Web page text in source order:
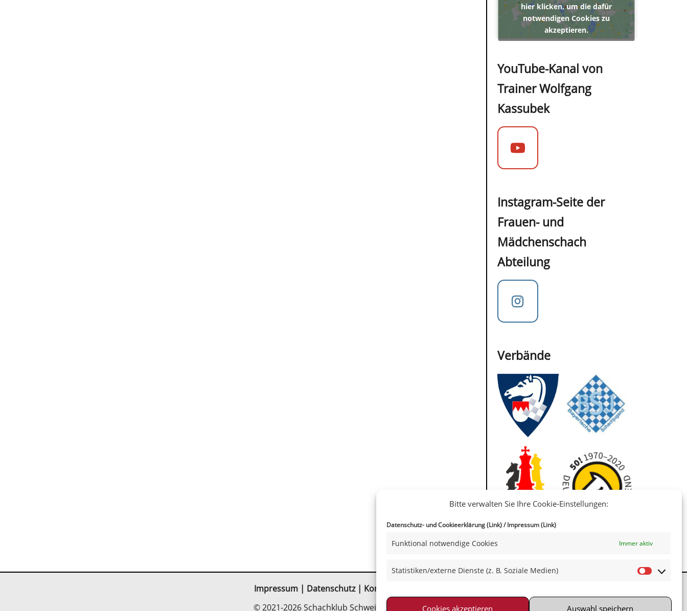
Bitte verwalten Sie Ihre Cookie-Einstellungen:
Datenschutz- und Cookieerklärung (Link)/Impressum (Link)
Funktional notwendige Cookies Immer aktiv
Statistiken/externe Dienste (z. B. Soziale Medien)
Cookies akzeptieren Auswahl speichern
hier klicken, um die dafür
notwendigen Cookies zu
akzeptieren.
YouTube-Kanal von
Trainer Wolfgang
Kassubek
Instagram-Seite der
Frauen- und
Mädchenschach
Abteilung
Verbände
Impressum| Datenschutz| Kontakt
© 2021-2026 Schachklub Schweinfurt 2000 e. V.